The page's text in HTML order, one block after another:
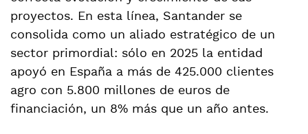
proyectos. En esta línea, Santander se
consolida como un aliado estratégico de un
sector primordial: sólo en 2025 la entidad
apoyó en España a más de 425.000 clientes
agro con 5.800 millones de euros de
financiación, un 8% más que un año antes.